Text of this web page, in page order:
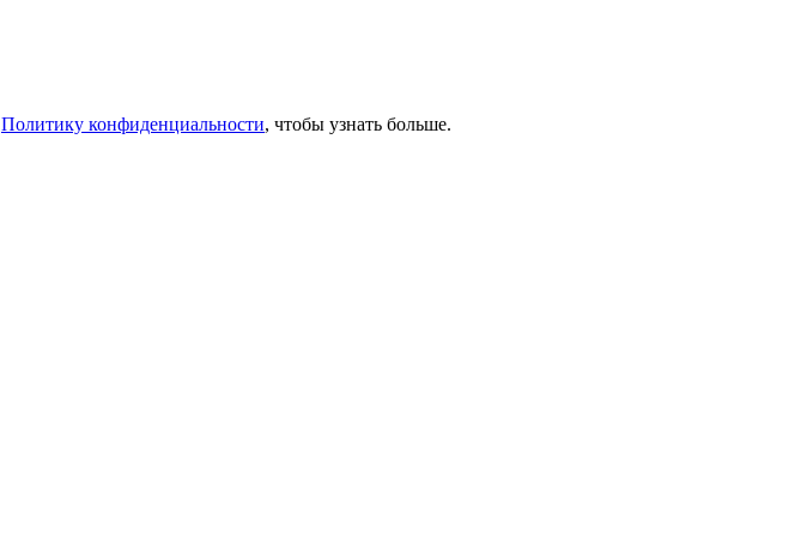
Политику конфиденциальности, чтобы узнать больше.